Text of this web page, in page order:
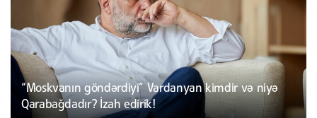
“Moskvanın göndərdiyi” Vardanyan kimdir və niyə
Qarabağdadır? İzah edirik!